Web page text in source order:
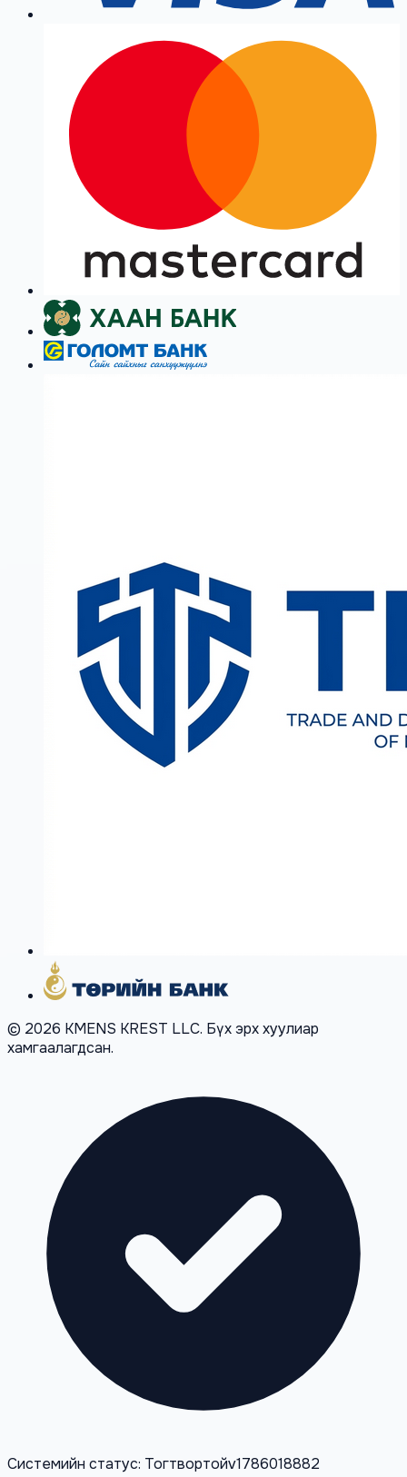
© 2026 KMENS KREST LLC. Бүх эрх хуулиар
хамгаалагдсан.
Системийн статус: Тогтвортойv1786018882